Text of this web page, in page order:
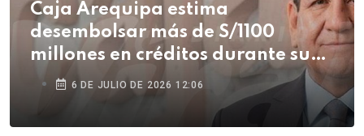
Caja Arequipa estima
desembolsar más de S/1100
millones en créditos durante su
campaña de Fiestas Patrias
6 DE JULIO DE 2026 12:06